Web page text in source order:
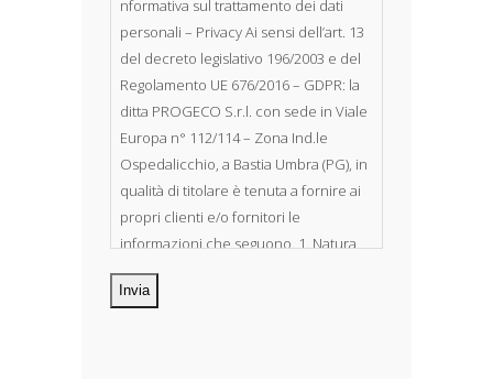
nformativa sul trattamento dei dati
personali – Privacy Ai sensi dell’art. 13
del decreto legislativo 196/2003 e del
Regolamento UE 676/2016 – GDPR: la
ditta PROGECO S.r.l. con sede in Viale
Europa n° 112/114 – Zona Ind.le
Ospedalicchio, a Bastia Umbra (PG), in
qualità di titolare è tenuta a fornire ai
propri clienti e/o fornitori le
informazioni che seguono. 1. Natura
dei dati personali Costituiscono
oggetto di trattamento i Suoi dati